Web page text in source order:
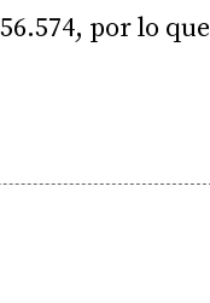
por lo que